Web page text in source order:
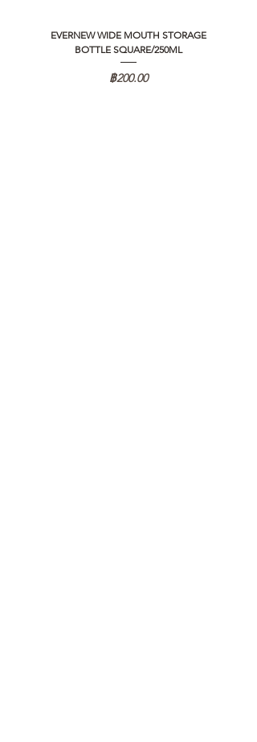
EVERNEW WIDE MOUTH STORAGE
BOTTLE SQUARE/250ML
ราคา
฿200.00